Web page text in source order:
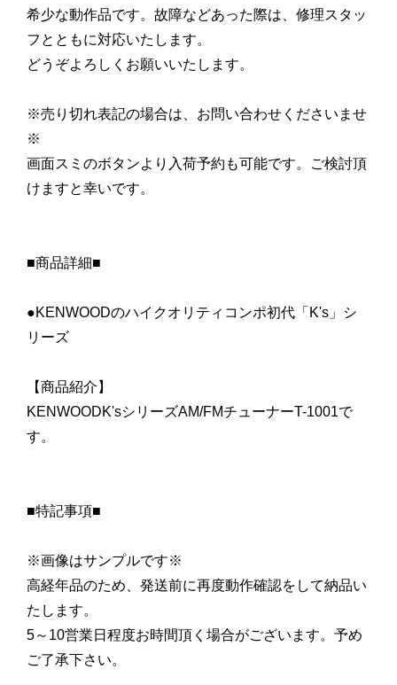
希少な動作品です。故障などあった際は、修理スタッ
フとともに対応いたします。
どうぞよろしくお願いいたします。
※売り切れ表記の場合は、お問い合わせくださいませ
※
画面スミのボタンより入荷予約も可能です。ご検討頂
けますと幸いです。
■商品詳細■
●KENWOODのハイクオリティコンポ初代「K's」シ
リーズ
【商品紹介】
KENWOODK'sシリーズAM/FMチューナーT-1001で
す。
■特記事項■
※画像はサンプルです※
高経年品のため、発送前に再度動作確認をして納品い
たします。
5～10営業日程度お時間頂く場合がございます。予め
ご了承下さい。